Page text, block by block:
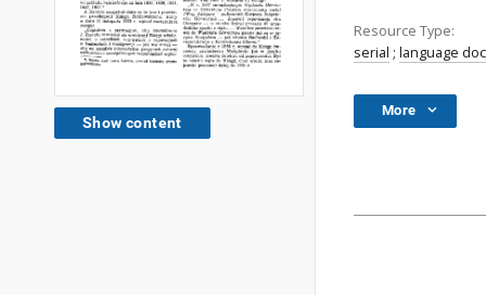
Show content
Resource Type:
serial ; language
More